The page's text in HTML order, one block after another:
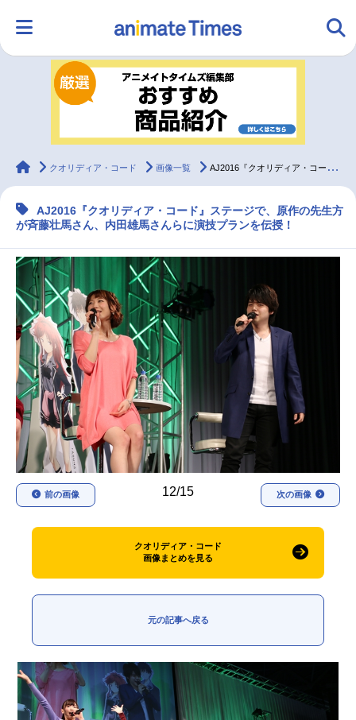
ランキング アニメ
ラジオ みんなの声
マンガ・ラノベ ゲーム・アプリ 音楽
2.5次元 配信・Vtuber
最新記事一覧
アニメ記事一覧 声優記事一覧
アニメ映画一覧 実写化映画一覧
今期アニメ曜日別一覧
春アニメ 夏アニメ
秋アニメ
FOLLOW US
animateTimes
クオリディア・コード 画像一覧 AJ2016『クオリディア・コード』ステージレポート！
AJ2016『クオリディア・コード』ステージで、原作の先生方
が斉藤壮馬さん、内田雄馬さんらに演技プランを伝授！
12/15
前の画像 次の画像
クオリディア・コード
画像まとめを見る
元の記事へ戻る